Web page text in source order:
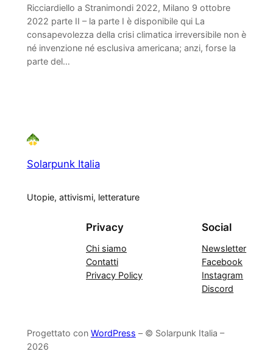
Ricciardiello a Stranimondi 2022, Milano 9 ottobre
2022 parte II – la parte I è disponibile qui La
consapevolezza della crisi climatica irreversibile non è
né invenzione né esclusiva americana; anzi, forse la
parte del…
Solarpunk Italia
Utopie, attivismi, letterature
Privacy
Chi siamo
Contatti
Privacy Policy
Social
Newsletter
Facebook
Instagram
Discord
Progettato con WordPress – © Solarpunk Italia –
2026